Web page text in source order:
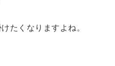
たくなりますよね。